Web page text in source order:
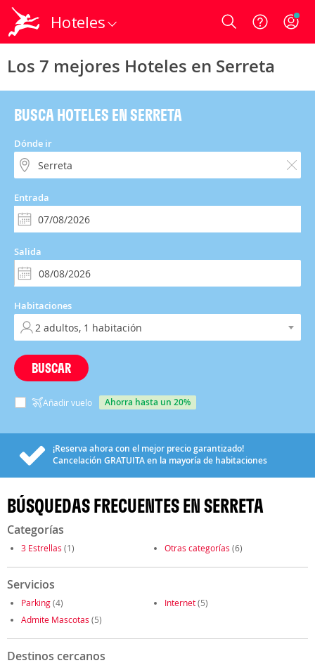
Hoteles Login
Los 7 mejores Hoteles en Serreta
BUSCA HOTELES EN SERRETA
Dónde ir
Entrada
Salida
Habitaciones
BUSCAR
Añadir vuelo ahorra hasta un 20%
¡Reserva ahora con el mejor precio garantizado!
Cancelación GRATUITAen la mayoría de habitaciones
BÚSQUEDAS FRECUENTES EN SERRETA
Categorías
3 Estrellas (1) Otras categorías (6)
Servicios
Parking(4) Internet(5)
Admite Mascotas (5)
Destinos cercanos